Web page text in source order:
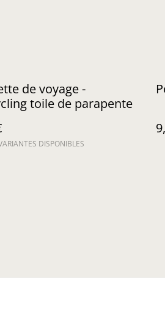
de voyage -
toile de parapente
DISPONIBLES